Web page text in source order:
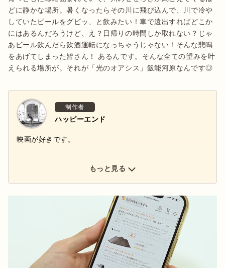
どに静かな場所。暑くなったらその川に飛び込んで、川で冷や
していたビールをグビッ、と飲みたい！車で遠出すればどこか
にはあるんだろうけど、え？日帰りの時間しか取れない？じゃ
あビール飲んだら飲酒運転になっちゃうじゃない！そんな悲鳴
をあげてしまった皆さん！ あるんです。そんな全ての望みを叶
えられる場所が。それが「光のオアシス」飯能河原なんです◎
制作者
ハッピーエンド
映画が好きです。
もっと見る